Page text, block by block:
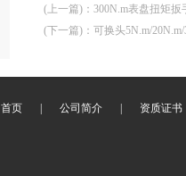
(上一篇) ： 300N.m表盘扭矩扳
(下一篇) ： 可换头5N.m/
首页 公司简介 资质证书